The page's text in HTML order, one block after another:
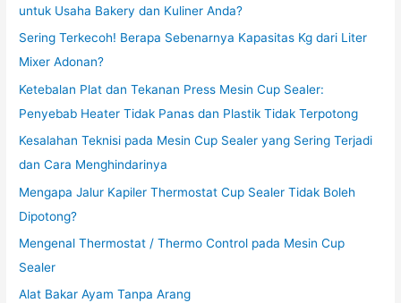
untuk Usaha Bakery dan Kuliner Anda?
Sering Terkecoh! Berapa Sebenarnya Kapasitas Kg dari Liter
Mixer Adonan?
Ketebalan Plat dan Tekanan Press Mesin Cup Sealer:
Penyebab Heater Tidak Panas dan Plastik Tidak Terpotong
Kesalahan Teknisi pada Mesin Cup Sealer yang Sering Terjadi
dan Cara Menghindarinya
Mengapa Jalur Kapiler Thermostat Cup Sealer Tidak Boleh
Dipotong?
Mengenal Thermostat / Thermo Control pada Mesin Cup
Sealer
Alat Bakar Ayam Tanpa Arang